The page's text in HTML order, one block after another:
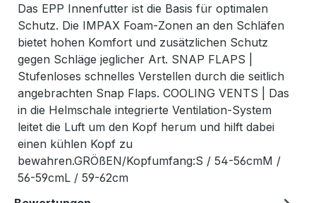
Das EPP Innenfutter ist die Basis für optimalen
Schutz. Die IMPAX Foam-Zonen an den Schläfen
bietet hohen Komfort und zusätzlichen Schutz
gegen Schläge jeglicher Art. SNAP FLAPS |
Stufenloses schnelles Verstellen durch die seitlich
angebrachten Snap Flaps. COOLING VENTS | Das
in die Helmschale integrierte Ventilation-System
leitet die Luft um den Kopf herum und hilft dabei
einen kühlen Kopf zu
bewahren.GRÖßEN/Kopfumfang:S / 54-56cmM /
56-59cmL / 59-62cm